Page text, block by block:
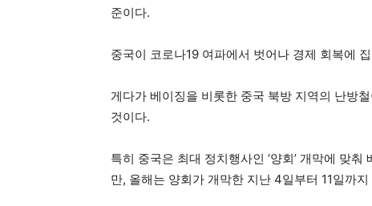
준이다.
중국이 코로나19 여파에서 벗어나 경제 회복에
게다가 베이징을 비롯한 중국 북방 지역의 난방
것이다.
특히 중국은 최대 정치행사인 ‘양회’ 개막에 맞
만, 올해는 양회가 개막한 지난 4일부터 11일까